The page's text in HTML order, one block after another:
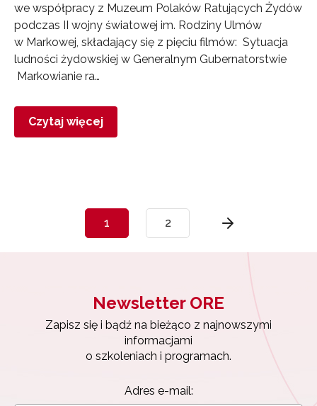
we współpracy z Muzeum Polaków Ratujących Żydów
podczas II wojny światowej im. Rodziny Ulmów
w Markowej, składający się z pięciu filmów: Sytuacja
ludności żydowskiej w Generalnym Gubernatorstwie
Markowianie ra…
Czytaj więcej
1 2
Newsletter ORE
Zapisz się i bądź na bieżąco z najnowszymi
informacjami
o szkoleniach i programach.
Adres e-mail: